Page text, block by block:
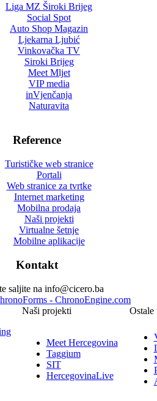
Liga MZ Široki Brijeg
Social Spot
Auto Shop Magazin
Ljekarna Ljubić
Vinkovačka TV
Siroki Brijeg
Meet Mljet
VIP media
inVjenčanja
Naturavita
Reference
Turističke web stranice
Portali
Web stranice za tvrtke
Internet marketing
Mobilna prodaja
Naši projekti
Virtualne šetnje
Mobilne aplikacije
Kontakt
saljite na info@cicero.ba
- ChronoEngine.com
Naši projekti Ostale
Meet Hercegovina
Taggium
SIT
HercegovinaLive